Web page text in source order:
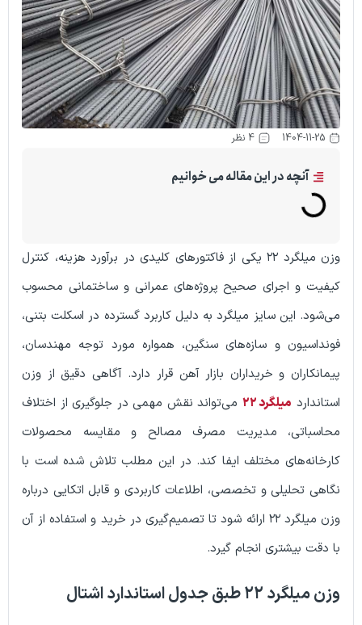
1404- 4 نظر
در این مقاله می خوانیم
وزن میلگرد ۲۲ یکی از فاکتورهای کلیدی در برآورد هزینه، کنترل
اجرای صحیح پروژه‌های عمرانی و ساختمانی محسوب
سایز میلگرد به دلیل کاربرد گسترده در اسکلت بتنی،
و سازه‌های سنگین، همواره مورد توجه مهندسان،
و خریداران بازار آهن قرار دارد. آگاهی دقیق از وزن
میلگرد ۲۲
می‌تواند نقش مهمی در جلوگیری از اختلاف
مدیریت مصرف مصالح و مقایسه محصولات
مختلف ایفا کند. در این مطلب تلاش شده است با
و تخصصی، اطلاعات کاربردی و قابل اتکایی درباره
وزن میلگرد ۲۲ ارائه شود تا تصمیم‌گیری در خرید و استفاده از آن
انجام گیرد.
استاندارد اشتال